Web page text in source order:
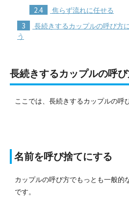
2.4 焦らず流れに任せる
3
長続きするカップルの呼び方
う
長続きするカップルの呼
ここでは、長続きするカップルの呼
名前を呼び捨てにする
カップルの呼び方でもっとも一般的
です。